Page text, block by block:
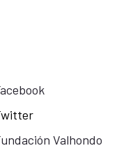
Valhondo